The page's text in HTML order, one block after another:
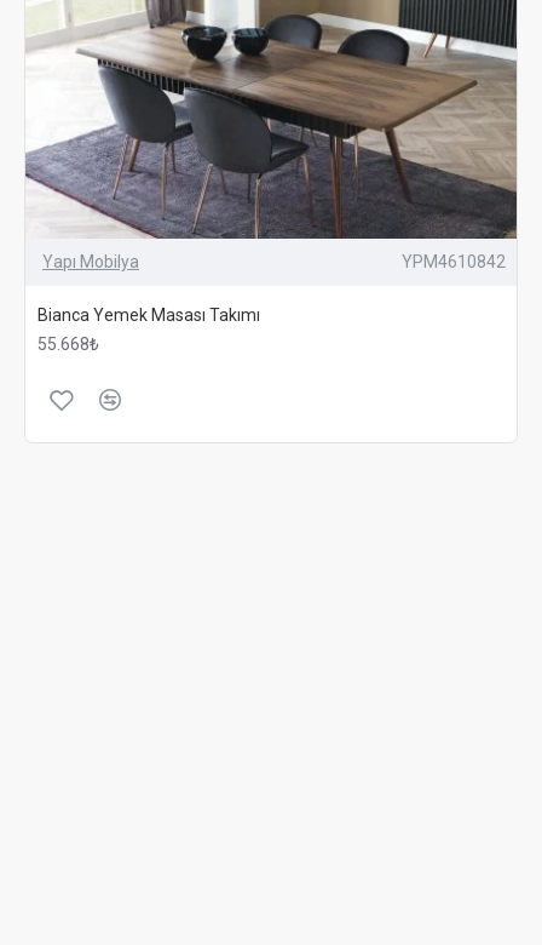
Yapı Mobilya YPM4610842
Bianca Yemek Masası Takımı
55.668₺